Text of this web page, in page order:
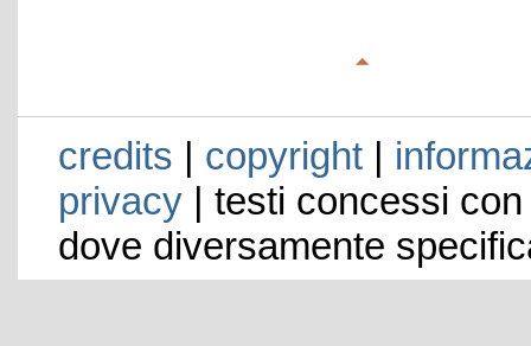
credits | copyright|
privacy| testi concessi
dove diversamente